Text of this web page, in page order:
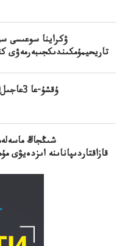
ۋكراينا سوعىسى
تاريحيمۇمكىندىكجىبەرمەۋى
شىڭجاڭ
قازاقتاردىپاناىنە اىزدەيۋى